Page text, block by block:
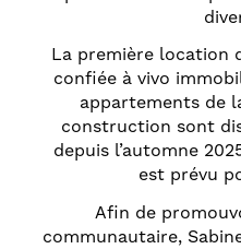
La première location
confiée à vivo
appartements de
construction sont
depuis l’automne
est prévu
Afin de
communautaire,